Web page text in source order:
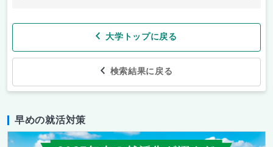
大学トップに戻る
検索結果に戻る
早めの就活対策